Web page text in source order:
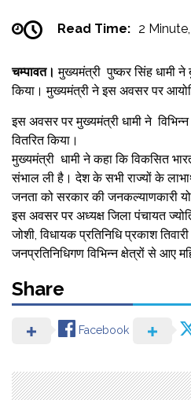
Read Time: 2
चम्पावत। मुख्यमंत्री पुष्कर सिंह धामी
किया। मुख्यमंत्री ने इस अवसर पर आयोजित
इस अवसर पर मुख्यमंत्री धामी ने
वितरित किया।
मुख्यमंत्री धामी ने कहा कि विकसित
संभाल ली है। देश के सभी राज्यों के
जनता को सरकार की जनकल्याणकारी
इस अवसर पर अध्यक्ष जिला पंचायत
जोशी, विधायक प्रतिनिधि प्रकाश
जनप्रतिनिधिगण विभिन्न क्षेत्रों से आए
Share
Facebook